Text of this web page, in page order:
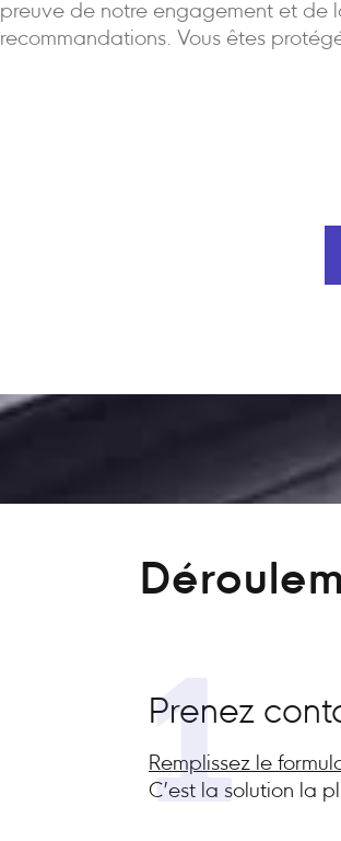
preuve de notre engagement et de
recommandations. Vous êtes
1
Prenez
Remplissez le
C’est la solution la